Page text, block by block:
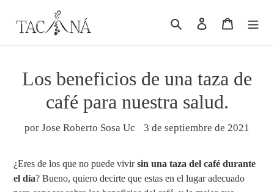
directamente
Buscar IngresarCarrito
Los beneficios de una taza de
café para nuestra salud.
por Jose Roberto Sosa Uc 3 de septiembre de 2021
¿Eres de los que no puede vivirsin una taza del café durante
el día? Bueno, quiero decirte que estas en el lugar adecuado